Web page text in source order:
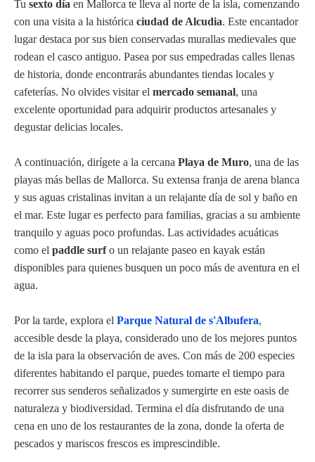
Tu sexto día en Mallorca te lleva al norte de la isla, comenzando
con una visita a la histórica ciudad de Alcudia. Este encantador
lugar destaca por sus bien conservadas murallas medievales que
rodean el casco antiguo. Pasea por sus empedradas calles llenas
de historia, donde encontrarás abundantes tiendas locales y
cafeterías. No olvides visitar el mercado semanal, una
excelente oportunidad para adquirir productos artesanales y
degustar delicias locales.
A continuación, dirígete a la cercana Playa de Muro, una de las
playas más bellas de Mallorca. Su extensa franja de arena blanca
y sus aguas cristalinas invitan a un relajante día de sol y baño en
el mar. Este lugar es perfecto para familias, gracias a su ambiente
tranquilo y aguas poco profundas. Las actividades acuáticas
como el paddle surfo un relajante paseo en kayak están
disponibles para quienes busquen un poco más de aventura en el
agua.
Por la tarde, explora el Parque Natural de s'Albufera,
accesible desde la playa, considerado uno de los mejores puntos
de la isla para la observación de aves. Con más de 200 especies
diferentes habitando el parque, puedes tomarte el tiempo para
recorrer sus senderos señalizados y sumergirte en este oasis de
naturaleza y biodiversidad. Termina el día disfrutando de una
cena en uno de los restaurantes de la zona, donde la oferta de
pescados y mariscos frescos es imprescindible.